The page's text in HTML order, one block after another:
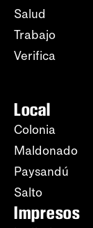
Salud
Trabajo
Verifica
Local
Colonia
Maldonado
Paysandú
Salto
Impresos